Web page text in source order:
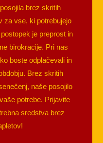
brez skritih
za vse, ki potrebujejo
je preprost in
birokracije. Pri nas
boste odplačevali in
Brez skritih
naše posojilo
potrebe. Prijavite
sredstva brez